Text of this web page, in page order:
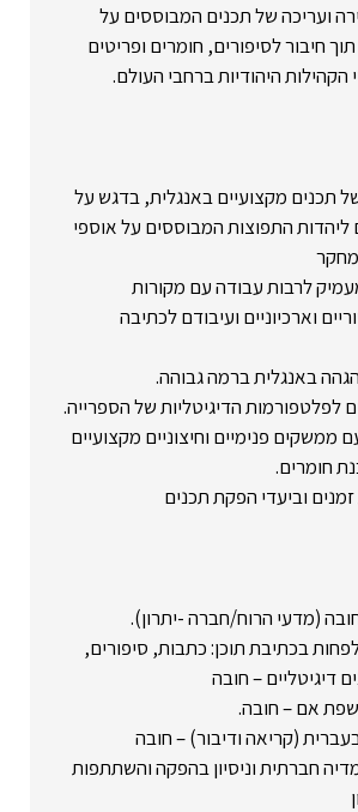
ועריכה של תכנים המבוססים על
חיבור לסיפורים, חומרים ופריטים
היהודיות ברחבי העולם.
תכנים מקצועיים באנגלית, בדגש על
ליהדות התפוצות המבוססים על אוספי
מחקר
לרבות עבודה עם מקורות
וארכיוניים ועיבודם לכתיבה
באנגלית ברמה גבוהה.
הדיגיטליות של הספרייה.
ממשקים פנימיים וחיצוניים מקצועיים
חומרים.
וביעדי הפקת תכנים
(מדעי הרוח/חברה -יתרון).
בכתיבת תוכן: כתבות, סיפורים,
דיגיטליים – חובה
אם – חובה.
(קריאה ודיבור) – חובה
חברתית וניסיון בהפקה והשתתפות